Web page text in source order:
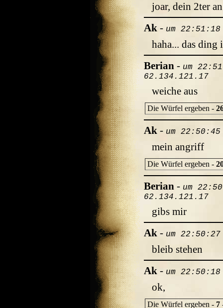
joar, dein 2ter
Ak - um
haha... das ding
Berian - um
62.134.121.17
weiche aus
Die Würfel ergeben -
Ak - um
mein angriff
Die Würfel ergeben -
Berian - um
62.134.121.17
gibs mir
Ak - um
bleib stehen
Ak - um
ok,
Die Würfel ergeben - 7